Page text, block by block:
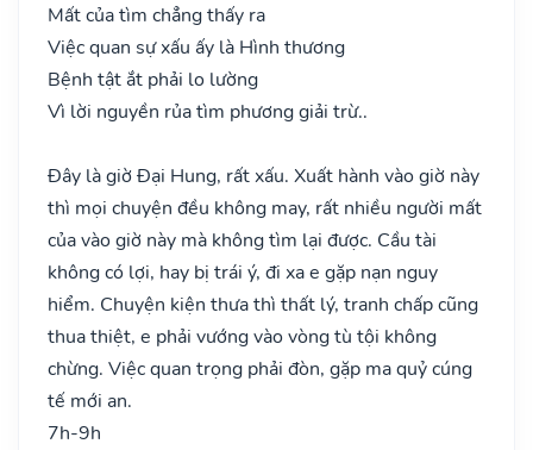
Mất của tìm chẳng thấy ra
Việc quan sự xấu ấy là Hình thương
Bệnh tật ắt phải lo lường
Vì lời nguyền rủa tìm phương giải trừ..
Đây là giờ Đại Hung, rất xấu. Xuất hành vào giờ này
thì mọi chuyện đều không may, rất nhiều người mất
của vào giờ này mà không tìm lại được. Cầu tài
không có lợi, hay bị trái ý, đi xa e gặp nạn nguy
hiểm. Chuyện kiện thưa thì thất lý, tranh chấp cũng
thua thiệt, e phải vướng vào vòng tù tội không
chừng. Việc quan trọng phải đòn, gặp ma quỷ cúng
tế mới an.
7h-9h